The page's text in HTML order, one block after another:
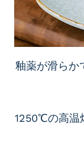
釉薬が滑らか
1250℃の高温